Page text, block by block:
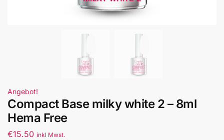
Angebot!
Compact Base milky white 2 – 8ml
Hema Free
€15.50 inkl Mwst.